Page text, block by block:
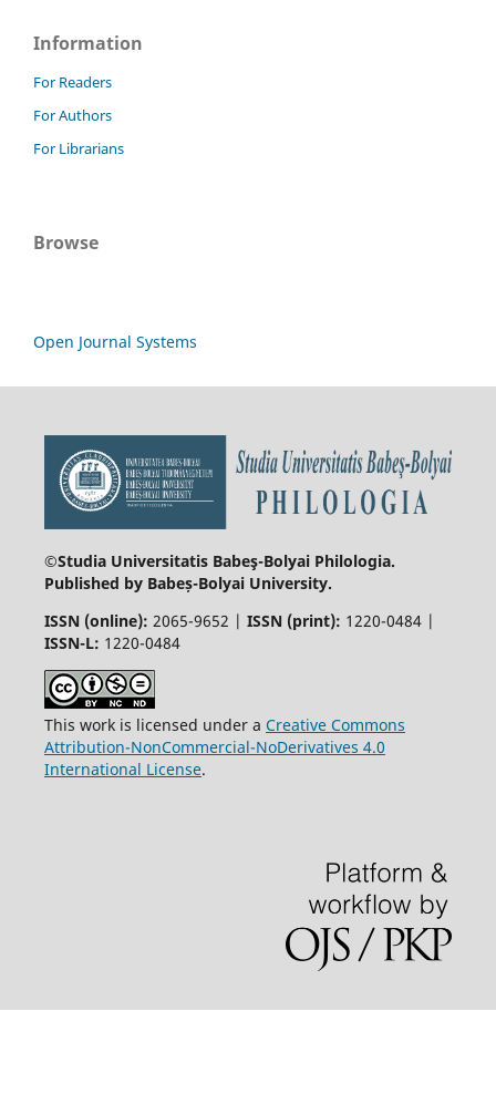
Information
For Readers
For Authors
For Librarians
Browse
Open Journal Systems
©Studia Universitatis Babeş-Bolyai Philologia.
Published by Babeș-Bolyai University.
ISSN (online): 2065-9652 | ISSN (print): 1220-0484 |
ISSN-L: 1220-0484
This work is licensed under a Creative Commons
Attribution-NonCommercial-NoDerivatives 4.0
International License.